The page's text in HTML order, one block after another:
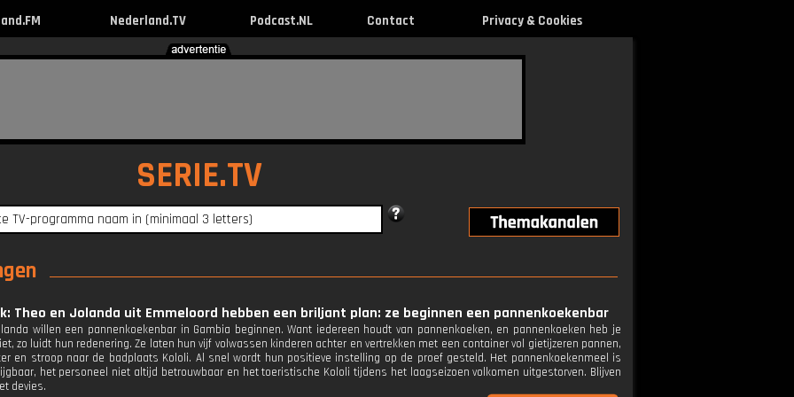
Nederland.TV Podcast.NL Contact Privacy & Cookies
SERIE.TV
Theo en Jolanda uit Emmeloord hebben een briljant plan: ze beginnen een pannenkoekenbar
willen een pannenkoekenbar in Gambia beginnen. Want iedereen houdt van pannenkoeken, en pannenkoeken heb je
zo luidt hun redenering. Ze laten hun vijf volwassen kinderen achter en vertrekken met een container vol gietijzeren pannen,
en stroop naar de badplaats Kololi. Al snel wordt hun positieve instelling op de proef gesteld. Het pannenkoekenmeel is
het personeel niet altijd betrouwbaar en het toeristische Kololi tijdens het laagseizoen volkomen uitgestorven. Blijven
devies.